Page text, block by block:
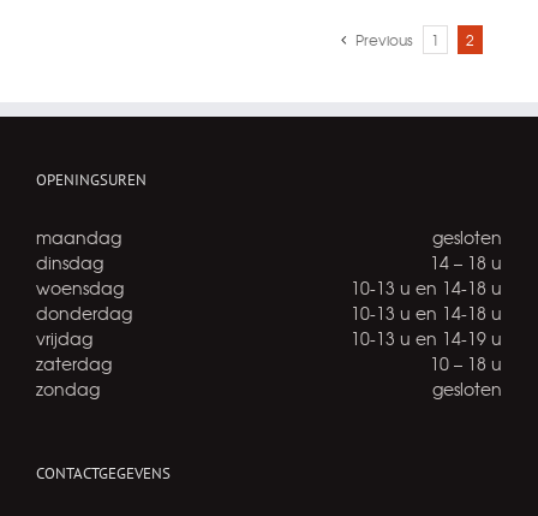
Previous 1 2
OPENINGSUREN
maandag
gesloten
dinsdag
14 – 18 u
woensdag
10-13 u en 14-18 u
donderdag
10-13 u en 14-18 u
vrijdag
10-13 u en 14-19 u
zaterdag
10 – 18 u
zondag
gesloten
CONTACTGEGEVENS